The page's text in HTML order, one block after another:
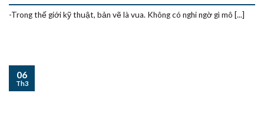
-Trong thế giới kỹ thuật, bản vẽ là vua. Không có nghi ngờ gì mô [...]
06
Th3